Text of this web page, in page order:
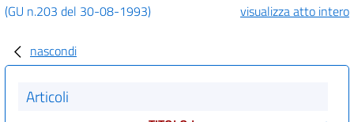
(GU n.203 del 30-08-1993)
visualizza atto intero
nascondi
Articoli